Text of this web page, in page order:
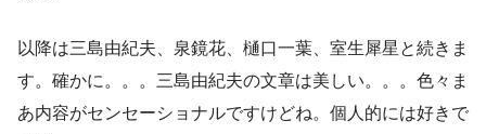
以降は三島由紀夫、泉鏡花、樋口一葉、室生犀星と続きま
す。確かに。。。三島由紀夫の文章は美しい。。。色々ま
あ内容がセンセーショナルですけどね。個人的には好きで